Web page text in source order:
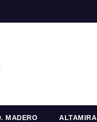
MADERO ALTAMIRA